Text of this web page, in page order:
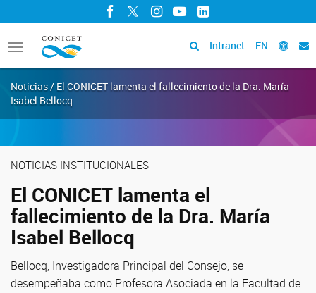
Facebook
TwitterInstagram
YouTubeLinkedIn
Toggle
navigation
Intranet EN
Noticias / El CONICET lamenta el fallecimiento de la Dra. María
Isabel Bellocq
NOTICIAS INSTITUCIONALES
El CONICET lamenta el
fallecimiento de la Dra. María
Isabel Bellocq
Bellocq, Investigadora Principal del Consejo, se
desempeñaba como Profesora Asociada en la Facultad de